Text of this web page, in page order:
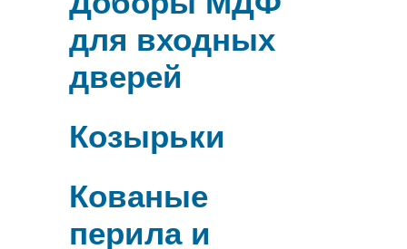
для входных
дверей
Козырьки
Кованые
перила и